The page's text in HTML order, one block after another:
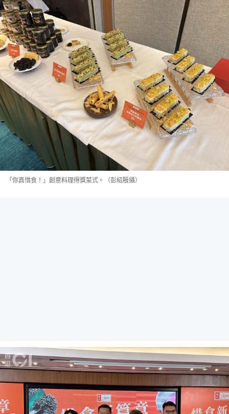
「你真惜食！」創意料理得獎菜式。（彭紹殷攝）